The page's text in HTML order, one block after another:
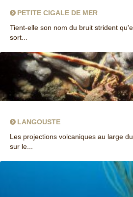
PETITE CIGALE DE MER
Tient-elle son nom du bruit strident
sort...
LANGOUSTE
Les projections volcaniques au large
sur le...